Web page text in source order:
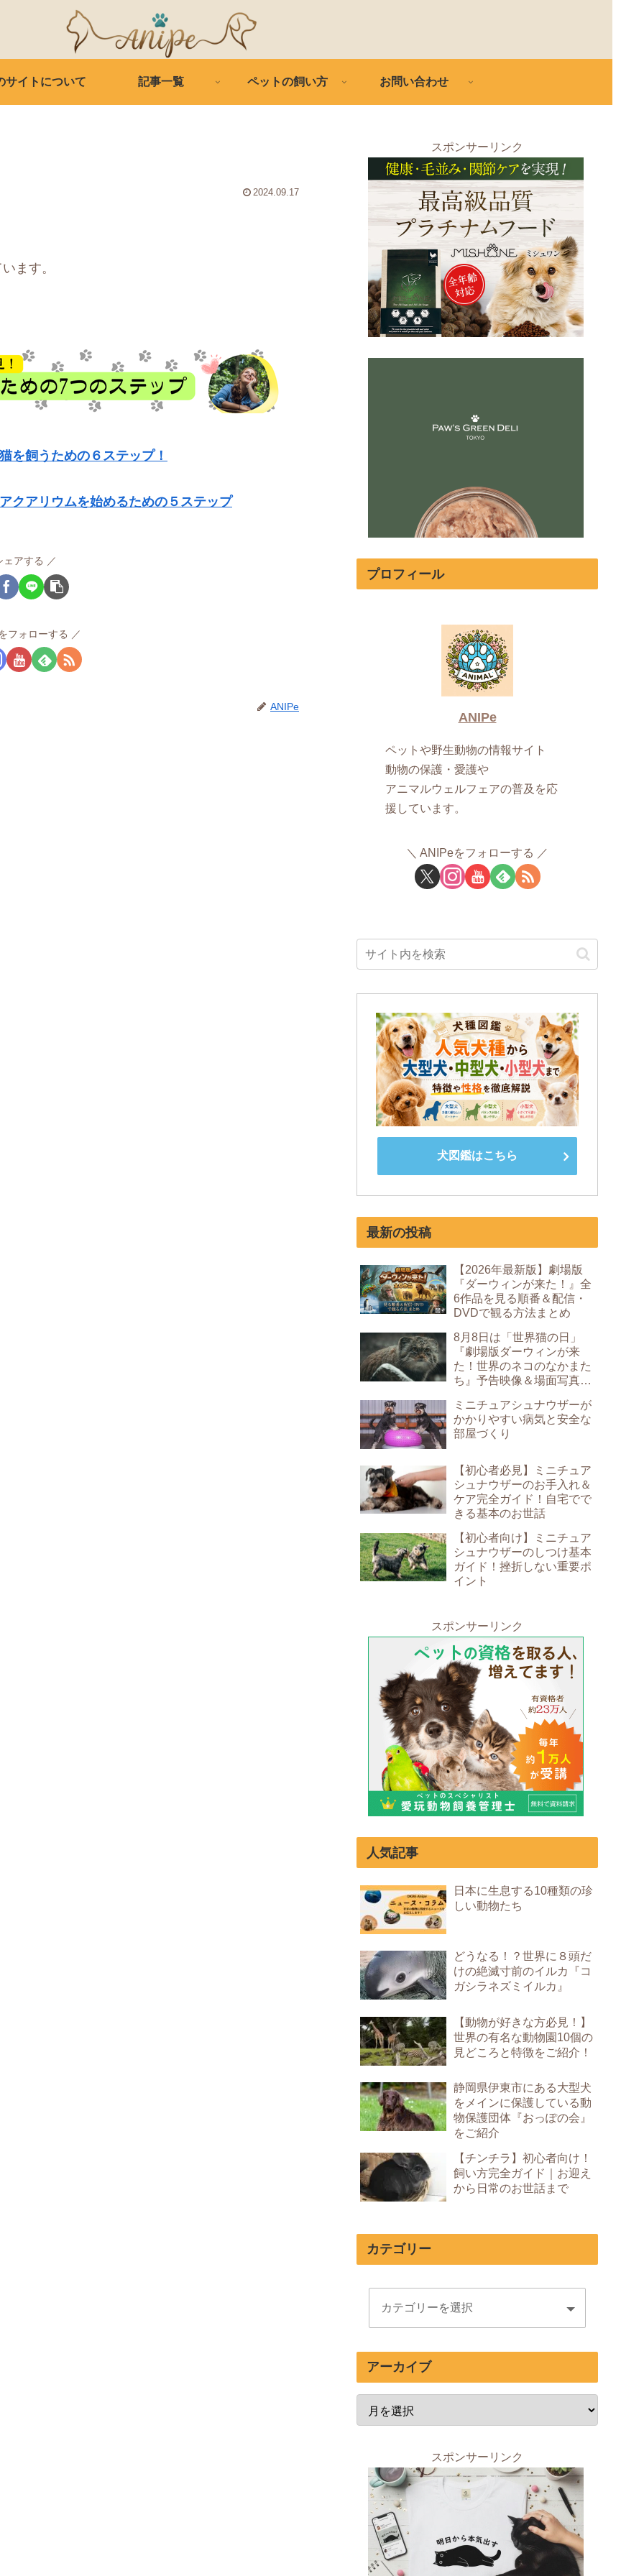
サイトについて 記事一覧 ペットの飼い方 お問い合わせ
2024.09.17
ます。
を飼うための６ステップ！
クアリウムを始めるための５ステップ
ェアする
フォローする
ANIPe
スポンサーリンク
プロフィール
ANIPe
ペットや野生動物の情報サイト
動物の保護・愛護や
アニマルウェルフェアの普及を応
援しています。
ANIPeをフォローする
犬図鑑はこちら
最新の投稿
【2026年最新版】劇場版
『ダーウィンが来た！』全
6作品を見る順番＆配信・
DVDで観る方法まとめ
8月8日は「世界猫の日」
『劇場版ダーウィンが来
た！世界のネコのなかまた
ち』予告映像＆場面写真が
ミニチュアシュナウザーが
かかりやすい病気と安全な
部屋づくり
【初心者必見】ミニチュア
シュナウザーのお手入れ＆
ケア完全ガイド！自宅でで
きる基本のお世話
【初心者向け】ミニチュア
シュナウザーのしつけ基本
ガイド！挫折しない重要ポ
イント
スポンサーリンク
人気記事
日本に生息する10種類の珍
しい動物たち
どうなる！？世界に８頭だ
けの絶滅寸前のイルカ『コ
ガシラネズミイルカ』
【動物が好きな方必見！】
世界の有名な動物園10個の
見どころと特徴をご紹介！
静岡県伊東市にある大型犬
をメインに保護している動
物保護団体『おっぽの会』
をご紹介
【チンチラ】初心者向け！
飼い方完全ガイド｜お迎え
から日常のお世話まで
カテゴリー
アーカイブ
スポンサーリンク